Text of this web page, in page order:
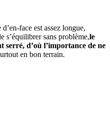
face est assez longue,
s’équilibrer sans problème,le
d’où l’importance de ne
en bon terrain.